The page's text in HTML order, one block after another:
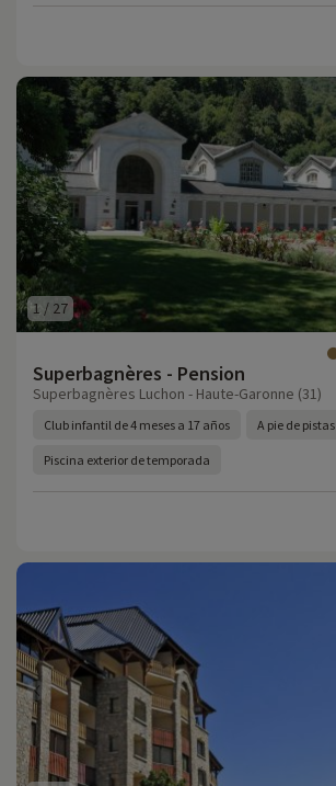
1 / 27
Superbagnères - Pension
Superbagnères Luchon - Haute-Garonne (31)
Club infantil de 4 meses a 17 años A pie de pistas
Piscina exterior de temporada